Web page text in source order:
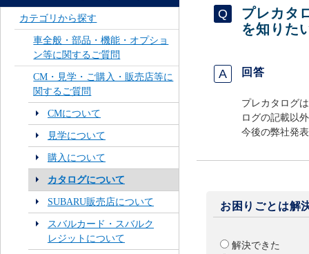
カテゴリから探す
車全般・部品・機能・オプショ
ン等に関するご質問
CM・見学・ご購入・販売店等に
関するご質問
CMについて
見学について
購入について
カタログについて
SUBARU販売店について
スバルカード・スバルク
レジットについて
プレカタ
を知りた
回答
プレカタログ
ログの記載以
今後の弊社発
お困りごとは解
解決できた